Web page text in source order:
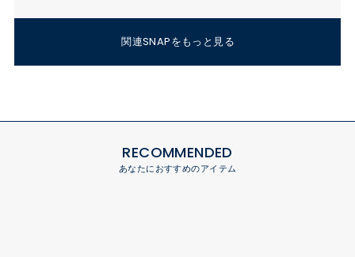
関連SNAPをもっと見る
RECOMMENDED
あなたにおすすめのアイテム